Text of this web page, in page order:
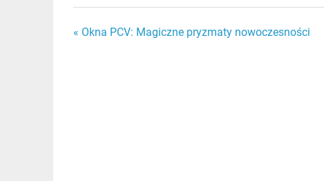
Nawigacja
« Okna PCV: Magiczne pryzmaty nowoczesności